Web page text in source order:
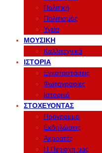
Πολιτική
Πολιτισμός
Υγεία
ΜΟΥΣΙΚΉ
Καλλιτεχνικά
ΙΣΤΟΡΊΑ
Εγκαταστάσεις
Φωτογραφίες
Ιστορικό
ΣΤΟΧΕΎΟΝΤΑΣ
Πρόγραμμα
Εκδηλώσεις
Ακροατές
Η Περιοχη μας